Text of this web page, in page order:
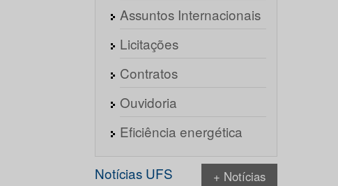
Assuntos Internacionais
Licitações
Contratos
Ouvidoria
Eficiência energética
Notícias UFS + Notícias